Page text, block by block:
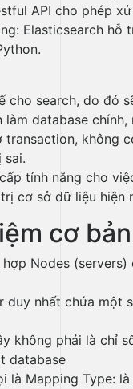
API cho phép
Elasticsearch hỗ
cho search, do đó
làm database
transaction, không
sai.
tính năng cho
cơ sở dữ liệu hiện
cơ bản
Nodes
duy nhất chứa một
không phải là chỉ
database
là Mapping Type: